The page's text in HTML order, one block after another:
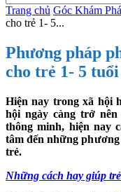
Trang chủ Góc Khám Phá
cho trẻ 1- 5...
Phương pháp
cho trẻ 1- 5 tuổi
Hiện nay trong xã hội
hội ngày càng trở
thông minh, hiện nay
tâm đến những
trẻ.
Những cách hay giúp